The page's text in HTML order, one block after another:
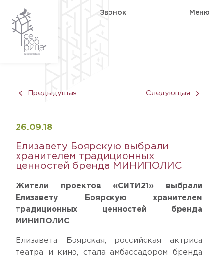
Звонок Меню
Предыдущая Следующая
26.09.18
Елизавету Боярскую выбрали
хранителем традиционных
ценностей бренда МИНИПОЛИС
Жители проектов «СИТИ21» выбрали
Елизавету Боярскую хранителем
традиционных ценностей бренда
МИНИПОЛИС
Елизавета Боярская, российская актриса
театра и кино, стала амбассадором бренда